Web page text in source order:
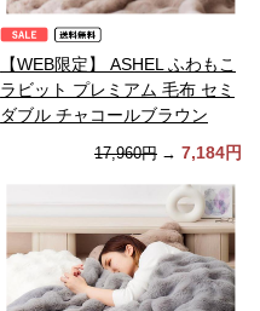
【WEB限定】 ASHEL ふわもこ
ラビット プレミアム 毛布 セミ
ダブル チャコールブラウン
17,960円 → 7,184円